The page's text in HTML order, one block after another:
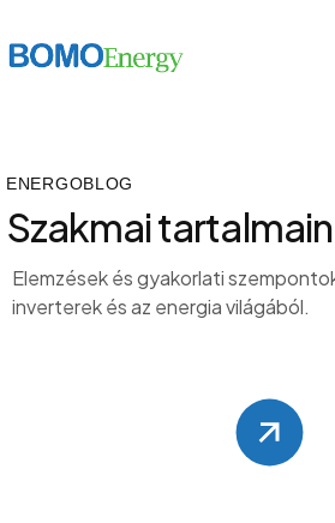
ENERGOBLOG
Szakmai
Elemzések és gyakorlati
inverterek és az energia világából.